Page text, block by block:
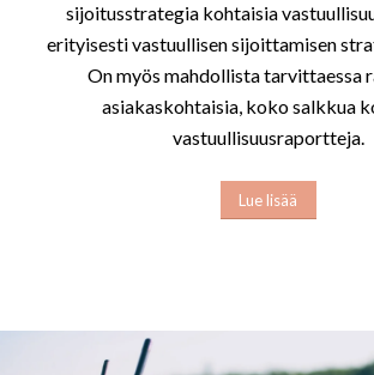
sijoitusstrategia kohtaisia
erityisesti vastuullisen sijoittamisen
On myös mahdollista tarvittaessa
asiakaskohtaisia, koko salkkua
vastuullisuusraportteja.
Lue lisää